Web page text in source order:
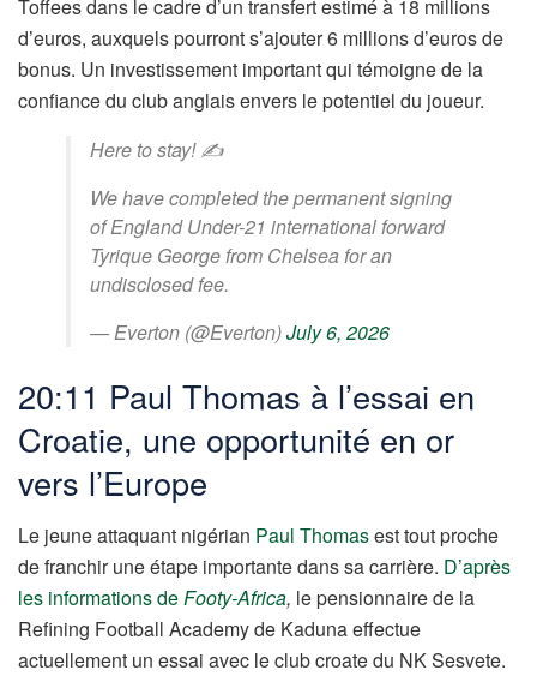
Toffees dans le cadre d’un transfert estimé à 18 millions
d’euros, auxquels pourront s’ajouter 6 millions d’euros de
bonus. Un investissement important qui témoigne de la
confiance du club anglais envers le potentiel du joueur.
Here to stay! ✍️
We have completed the permanent signing
of England Under-21 international forward
Tyrique George from Chelsea for an
undisclosed fee.
— Everton (@Everton)July 6, 2026
20:11 Paul Thomas à l’essai en
Croatie, une opportunité en or
vers l’Europe
Le jeune attaquant nigérian Paul Thomasest tout proche
de franchir une étape importante dans sa carrière. D’après
les informations deFooty-Africa, le pensionnaire de la
Refining Football Academy de Kaduna effectue
actuellement un essai avec le club croate du NK Sesvete.